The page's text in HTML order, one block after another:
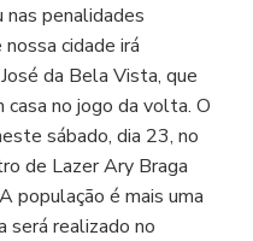
nas penalidades
cidade irá
da Bela Vista, que
no jogo da volta. O
sábado, dia 23, no
de Lazer Ary Braga
população é mais uma
será realizado no